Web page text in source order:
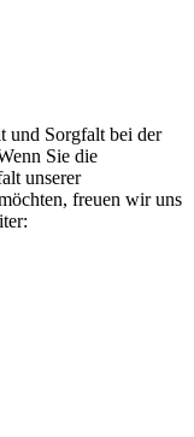
und Sorgfalt bei der
Sie die
unserer
freuen wir uns